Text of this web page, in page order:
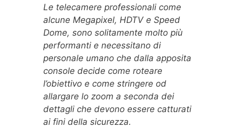
Le telecamere professionali come
alcune Megapixel, HDTV e Speed
Dome, sono solitamente molto più
performanti e necessitano di
personale umano che dalla apposita
console decide come roteare
l’obiettivo e come stringere od
allargare lo zoom a seconda dei
dettagli che devono essere catturati
ai fini della sicurezza.